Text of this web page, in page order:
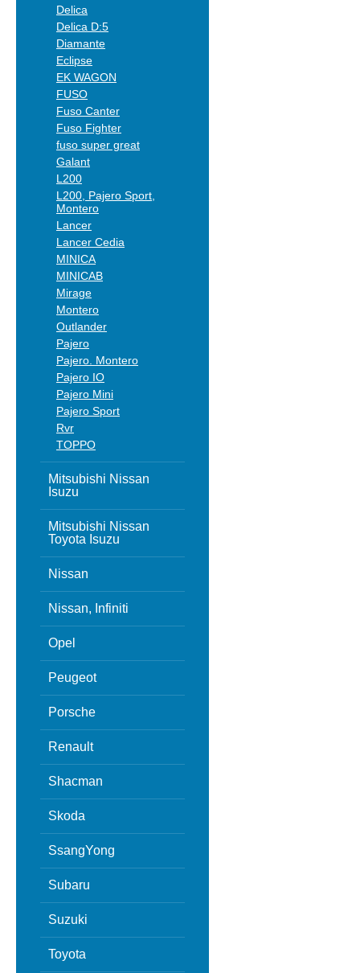
Delica
Delica D:5
Diamante
Eclipse
EK WAGON
FUSO
Fuso Canter
Fuso Fighter
fuso super great
Galant
L200
L200, Pajero Sport,
Montero
Lancer
Lancer Cedia
MINICA
MINICAB
Mirage
Montero
Outlander
Pajero
Pajero. Montero
Pajero IO
Pajero Mini
Pajero Sport
Rvr
TOPPO
Mitsubishi Nissan
Isuzu
Mitsubishi Nissan
Toyota Isuzu
Nissan
Nissan, Infiniti
Opel
Peugeot
Porsche
Renault
Shacman
Skoda
SsangYong
Subaru
Suzuki
Toyota